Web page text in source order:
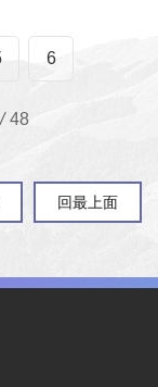
6
/ 48
回最上面